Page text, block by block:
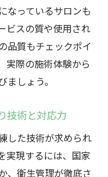
なっているサロンも
ビスの質や使用され
品質もチェックポイ
実際の施術体験から
しょう。
技術と対応力
した技術が求められ
実現するには、国家
、衛生管理が徹底さ